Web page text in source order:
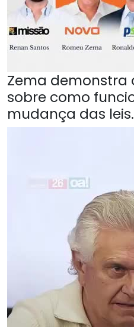
Zema demonstra
sobre como
mudança das